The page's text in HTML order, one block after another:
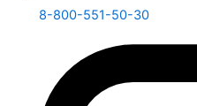
8-800-551-50-30